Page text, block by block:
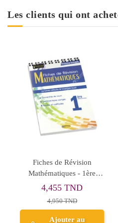
Les clients qui ont
L'Etoile - SVT - Tomes
2en1 - 1ère Secondaire
11,250 TND
12,500 TND
Ajouter au